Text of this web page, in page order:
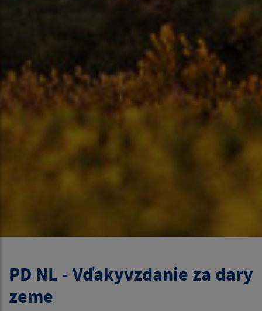
PD NL - Vďakyvzdanie za dary
zeme